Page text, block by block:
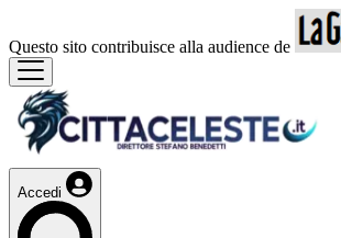
Questo sito contribuisce alla audience de
Accedi